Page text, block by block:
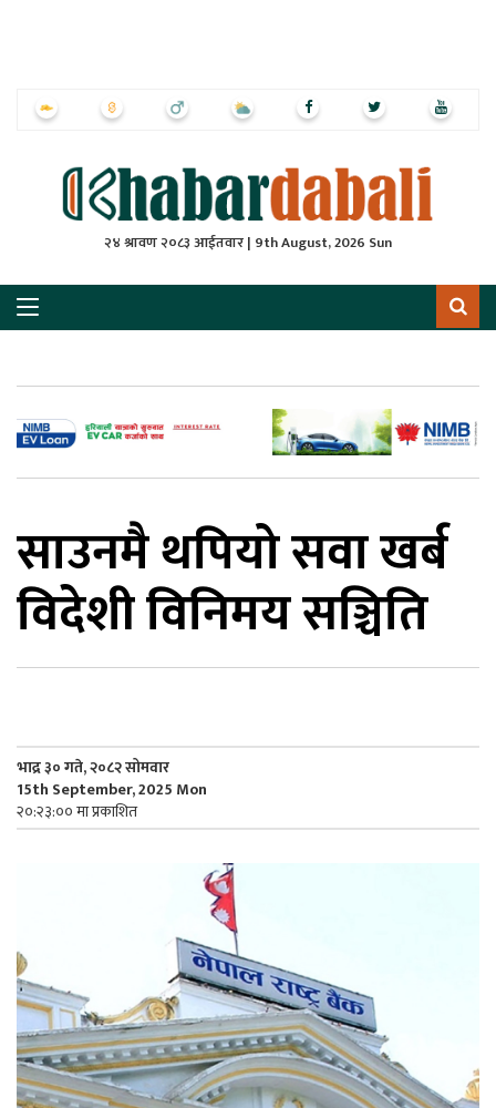
२४ श्रावण २०८३ आईतवार | 9th August, 2026 Sun
साउनमै थपियो सवा खर्ब
विदेशी विनिमय सञ्चिति
भाद्र ३० गते, २०८२ सोमवार
15th September, 2025 Mon
२०:२३:०० मा प्रकाशित